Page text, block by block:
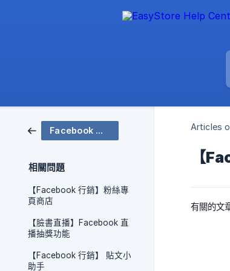
Facebook 相關
相關問題
【Facebook 行銷】粉絲專
頁商店
【臉書直播】Facebook 直
播抽獎功能
【Facebook 行銷】 貼文小
助手
Articles
【
有關的文